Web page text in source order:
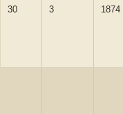
30 3 1874